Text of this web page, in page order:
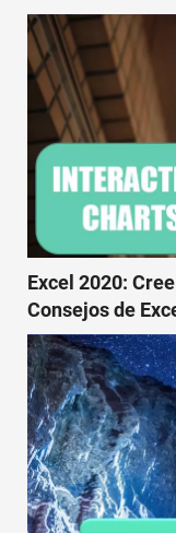
Excel 2020:
Consejos de